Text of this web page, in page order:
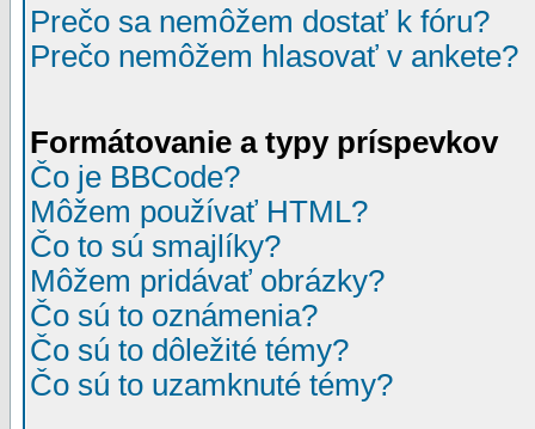
Prečo sa nemôžem dostať k fóru?
Prečo nemôžem hlasovať v ankete?
Formátovanie a typy príspevkov
Čo je BBCode?
Môžem používať HTML?
Čo to sú smajlíky?
Môžem pridávať obrázky?
Čo sú to oznámenia?
Čo sú to dôležité témy?
Čo sú to uzamknuté témy?